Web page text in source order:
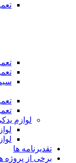
لوازم
تقدیرنامه ها
برخی از پروژه